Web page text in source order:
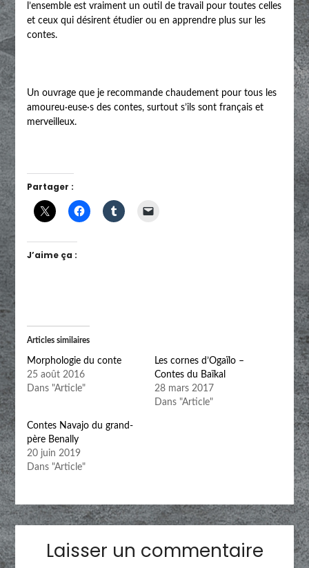
l’ensemble est vraiment un outil de travail pour toutes celles
et ceux qui désirent étudier ou en apprendre plus sur les
contes.
Un ouvrage que je recommande chaudement pour tous les
amoureu·euse·s des contes, surtout s’ils sont français et
merveilleux.
Partager :
J’aime ça :
Articles similaires
Morphologie du conte
25 août 2016
Dans "Article"
Les cornes d’Ogaïlo –
Contes du Baïkal
28 mars 2017
Dans "Article"
Contes Navajo du grand-
père Benally
20 juin 2019
Dans "Article"
Laisser un commentaire